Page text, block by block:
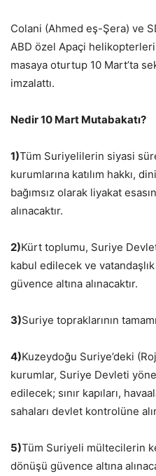
Colani (Ahmed eş-Şera) ve
ABD özel Apaçi helikopterleri
masaya oturtup 10 Mart’ta
imzalattı.
Nedir 10 Mart Mutabakatı?
1)Tüm Suriyelilerin siyasi
kurumlarına katılım hakkı,
bağımsız olarak liyakat
alınacaktır.
2)Kürt toplumu, Suriye
kabul edilecek ve
güvence altına alınacaktır.
3)Suriye topraklarının
4)Kuzeydoğu Suriye’deki
kurumlar, Suriye Devleti
edilecek; sınır kapıları,
sahaları devlet kontrolüne
5)Tüm Suriyeli mültecilerin
dönüşü güvence altına